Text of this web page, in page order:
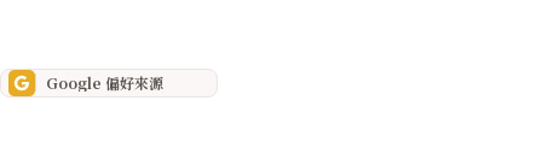
Google 偏好來源